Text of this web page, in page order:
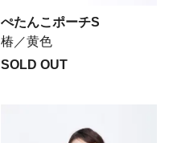
ぺたんこポーチS
椿／黄色
SOLD OUT